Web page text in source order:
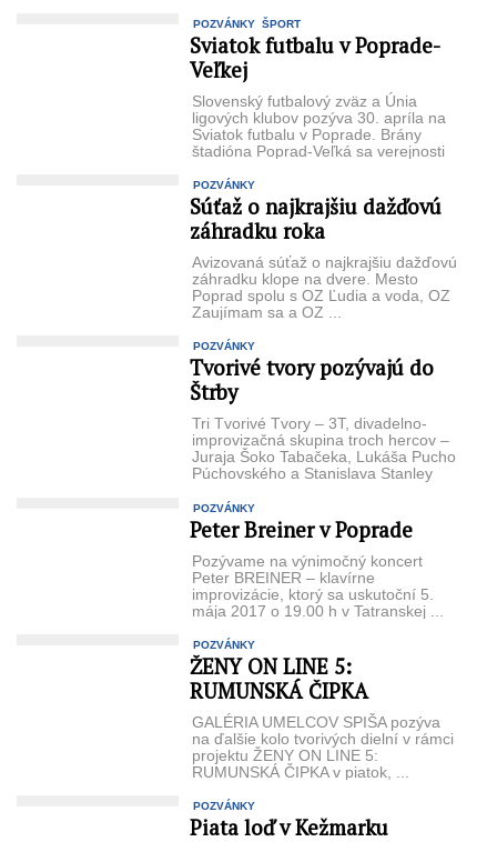
POZVÁNKY ŠPORT
Sviatok futbalu v Poprade-
Veľkej
Slovenský futbalový zväz a Únia
ligových klubov pozýva 30. apríla na
Sviatok futbalu v Poprade. Brány
štadióna Poprad-Veľká sa verejnosti
POZVÁNKY
Súťaž o najkrajšiu dažďovú
záhradku roka
Avizovaná súťaž o najkrajšiu dažďovú
záhradku klope na dvere. Mesto
Poprad spolu s OZ Ľudia a voda, OZ
Zaujímam sa a OZ ...
POZVÁNKY
Tvorivé tvory pozývajú do
Štrby
Tri Tvorivé Tvory – 3T, divadelno-
improvizačná skupina troch hercov –
Juraja Šoko Tabačeka, Lukáša Pucho
Púchovského a Stanislava Stanley
POZVÁNKY
Peter Breiner v Poprade
Pozývame na výnimočný koncert
Peter BREINER – klavírne
improvizácie, ktorý sa uskutoční 5.
mája 2017 o 19.00 h v Tatranskej ...
POZVÁNKY
ŽENY ON LINE 5:
RUMUNSKÁ ČIPKA
GALÉRIA UMELCOV SPIŠA pozýva
na ďalšie kolo tvorivých dielní v rámci
projektu ŽENY ON LINE 5:
RUMUNSKÁ ČIPKA v piatok, ...
POZVÁNKY
Piata loď v Kežmarku